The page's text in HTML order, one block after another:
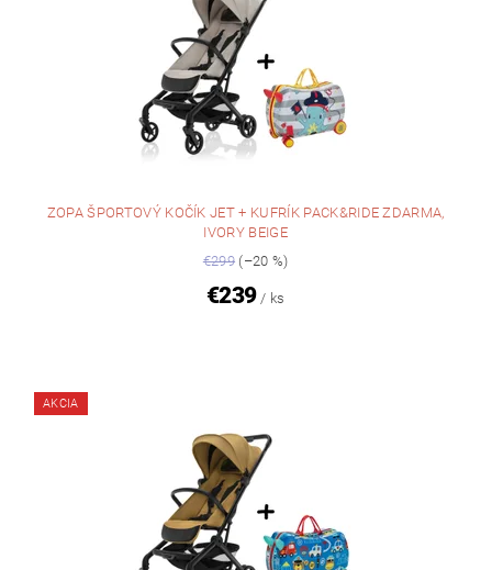
ZOPA ŠPORTOVÝ KOČÍK JET + KUFRÍK PACK&RIDE ZDARMA,
IVORY BEIGE
€299 (–20 %)
€239 / ks
AKCIA